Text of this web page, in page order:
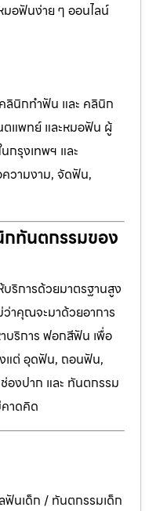
อฟันง่าย ๆ ออนไลน์
ลินิกทำฟัน และ คลินิก
ตแพทย์ และหมอฟัน ผู้
กรุงเทพฯ และ
วามงาม, จัดฟัน,
กทันตกรรมของ
ริการด้วยมาตรฐานสูง
ว่าคุณจะมาด้วยอาการ
ริการ ฟอกสีฟัน เพื่อ
แต่ อุดฟัน, ถอนฟัน,
งปาก และ ทันตกรรม
าดคิด
ฟันเด็ก / ทันตกรรมเด็ก